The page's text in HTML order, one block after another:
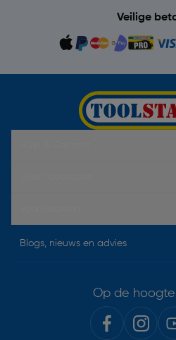
Veilige
Blogs, nieuws en advies
Op de